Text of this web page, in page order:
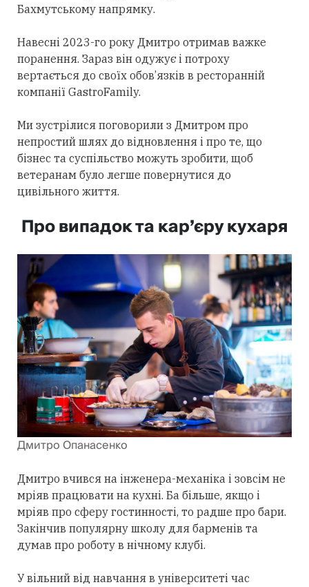
Бахмутському напрямку.
Навесні 2023-го року Дмитро отримав важке
поранення. Зараз він одужує і потроху
вертається до своїх обов’язків в ресторанній
компанії GastroFamily.
Ми зустрілися поговорили з Дмитром про
непростий шлях до відновлення і про те, що
бізнес та суспільство можуть зробити, щоб
ветеранам було легше повернутися до
цивільного життя.
Про випадок та кар’єру кухаря
Дмитро Опанасенко
Дмитро вчився на інженера-механіка і зовсім не
мріяв працювати на кухні. Ба більше, якщо і
мріяв про сферу гостинності, то радше про бари.
Закінчив популярну школу для барменів та
думав про роботу в нічному клубі.
У вільний від навчання в університеті час